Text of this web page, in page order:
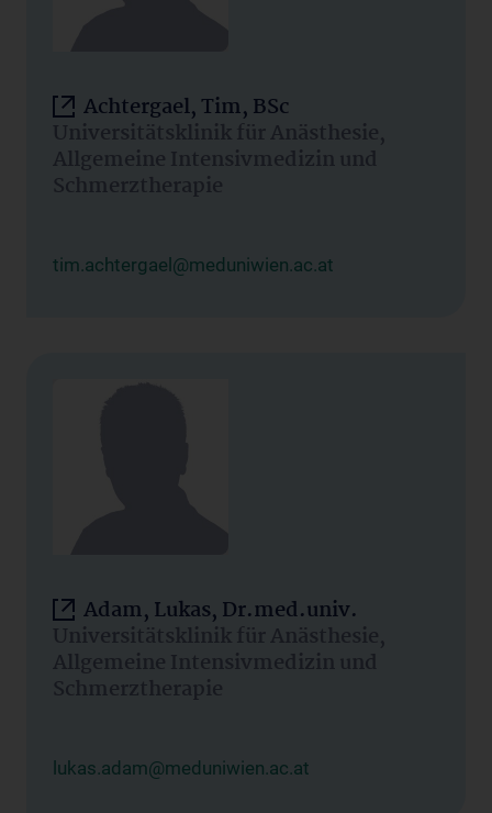
Achtergael, Tim, BSc
Universitätsklinik für Anästhesie,
Allgemeine Intensivmedizin und
Schmerztherapie
tim.achtergael@meduniwien.ac.at
Adam, Lukas, Dr.med.univ.
Universitätsklinik für Anästhesie,
Allgemeine Intensivmedizin und
Schmerztherapie
lukas.adam@meduniwien.ac.at